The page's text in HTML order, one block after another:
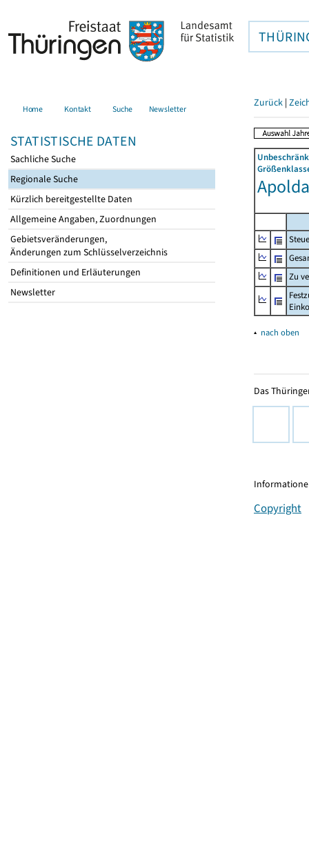
Home Kontakt Suche Newsletter
STATISTISCHE DATEN
Sachliche Suche
Regionale Suche
Kürzlich bereitgestellte Daten
Allgemeine Angaben, Zuordnungen
Gebietsveränderungen,
Änderungen zum Schlüsselverzeichnis
Definitionen und Erläuterungen
Newsletter
Zurück |
Zu
▴ nach oben
Das
Copyright